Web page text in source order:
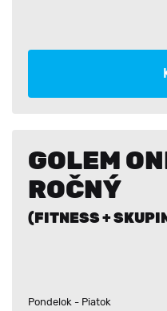
GOLEM
ROČNÝ
(FITNESS +
Pondelok - Piatok